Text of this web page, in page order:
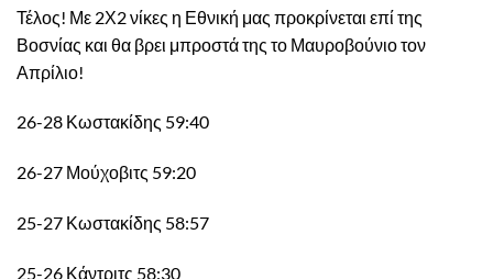
Τέλος! Με 2Χ2 νίκες η Εθνική μας προκρίνεται επί της
Βοσνίας και θα βρει μπροστά της το Μαυροβούνιο τον
Απρίλιο!
26-28 Κωστακίδης 59:40
26-27 Μούχοβιτς 59:20
25-27 Κωστακίδης 58:57
25-26 Κάντριτς 58:30